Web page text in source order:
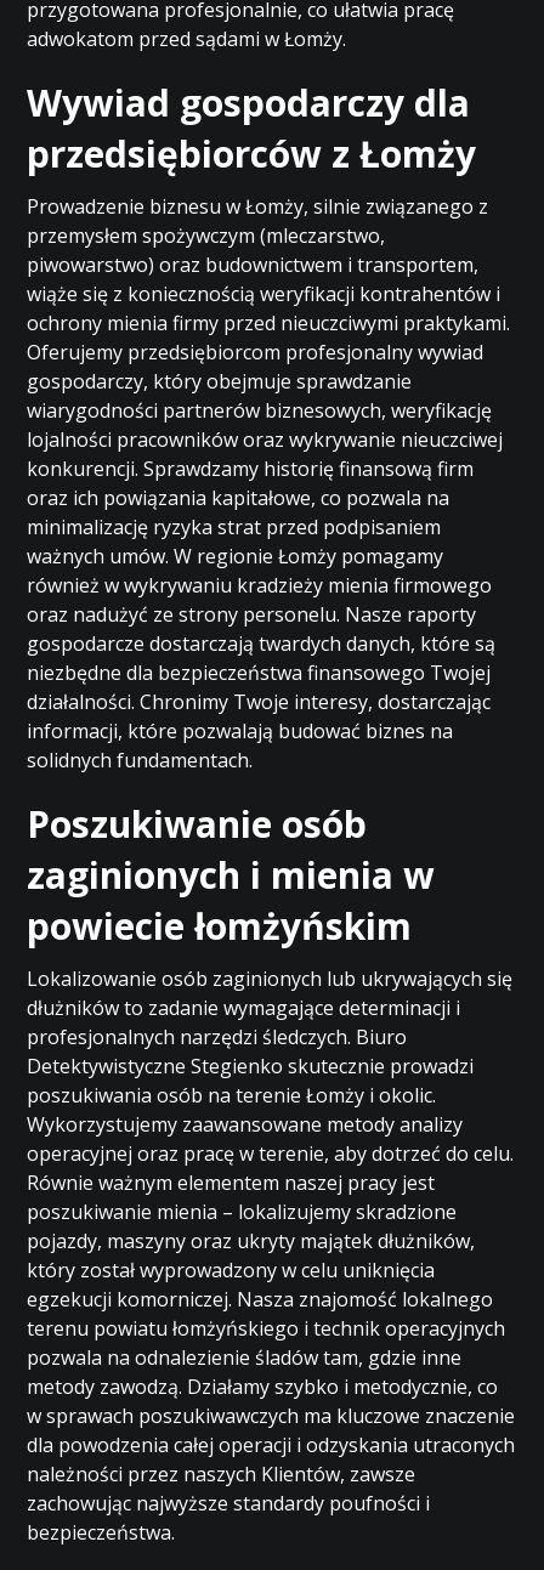
przygotowana profesjonalnie, co ułatwia pracę
adwokatom przed sądami w Łomży.
Wywiad gospodarczy dla
przedsiębiorców z Łomży
Prowadzenie biznesu w Łomży, silnie związanego z
przemysłem spożywczym (mleczarstwo,
piwowarstwo) oraz budownictwem i transportem,
wiąże się z koniecznością weryfikacji kontrahentów i
ochrony mienia firmy przed nieuczciwymi praktykami.
Oferujemy przedsiębiorcom profesjonalny wywiad
gospodarczy, który obejmuje sprawdzanie
wiarygodności partnerów biznesowych, weryfikację
lojalności pracowników oraz wykrywanie nieuczciwej
konkurencji. Sprawdzamy historię finansową firm
oraz ich powiązania kapitałowe, co pozwala na
minimalizację ryzyka strat przed podpisaniem
ważnych umów. W regionie Łomży pomagamy
również w wykrywaniu kradzieży mienia firmowego
oraz nadużyć ze strony personelu. Nasze raporty
gospodarcze dostarczają twardych danych, które są
niezbędne dla bezpieczeństwa finansowego Twojej
działalności. Chronimy Twoje interesy, dostarczając
informacji, które pozwalają budować biznes na
solidnych fundamentach.
Poszukiwanie osób
zaginionych i mienia w
powiecie łomżyńskim
Lokalizowanie osób zaginionych lub ukrywających się
dłużników to zadanie wymagające determinacji i
profesjonalnych narzędzi śledczych. Biuro
Detektywistyczne Stegienko skutecznie prowadzi
poszukiwania osób na terenie Łomży i okolic.
Wykorzystujemy zaawansowane metody analizy
operacyjnej oraz pracę w terenie, aby dotrzeć do celu.
Równie ważnym elementem naszej pracy jest
poszukiwanie mienia – lokalizujemy skradzione
pojazdy, maszyny oraz ukryty majątek dłużników,
który został wyprowadzony w celu uniknięcia
egzekucji komorniczej. Nasza znajomość lokalnego
terenu powiatu łomżyńskiego i technik operacyjnych
pozwala na odnalezienie śladów tam, gdzie inne
metody zawodzą. Działamy szybko i metodycznie, co
w sprawach poszukiwawczych ma kluczowe znaczenie
dla powodzenia całej operacji i odzyskania utraconych
należności przez naszych Klientów, zawsze
zachowując najwyższe standardy poufności i
bezpieczeństwa.